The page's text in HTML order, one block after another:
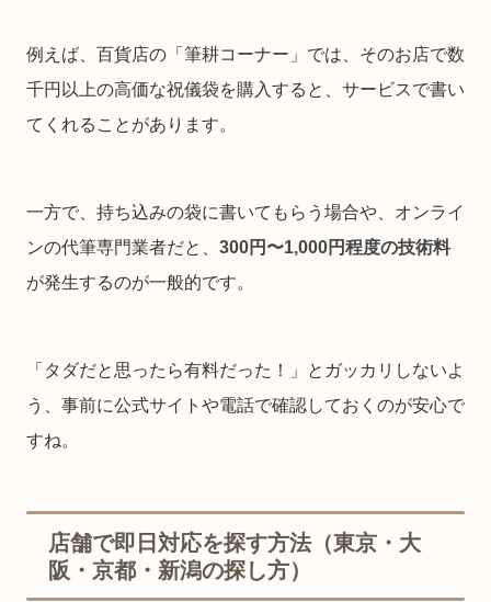
例えば、百貨店の「筆耕コーナー」では、そのお店で数
千円以上の高価な祝儀袋を購入すると、サービスで書い
てくれることがあります。
一方で、持ち込みの袋に書いてもらう場合や、オンライ
ンの代筆専門業者だと、 300円〜1,000円程度の技術料
が発生するのが一般的です。
「タダだと思ったら有料だった！」とガッカリしないよ
う、事前に公式サイトや電話で確認しておくのが安心で
すね。
店舗で即日対応を探す方法（東京・大
阪・京都・新潟の探し方）